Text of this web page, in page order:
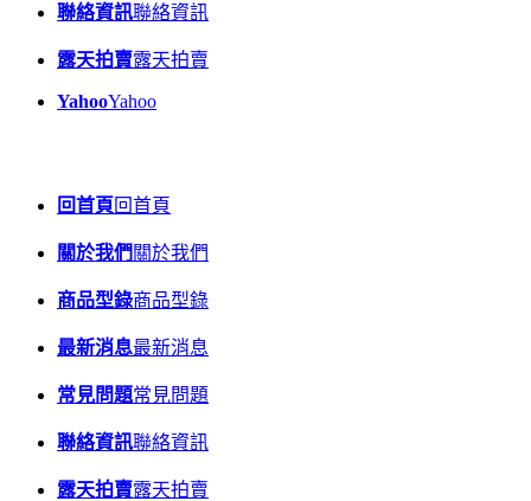
聯絡資訊聯絡資訊
露天拍賣露天拍賣
YahooYahoo
回首頁回首頁
關於我們 關於我們
商品型錄商品型錄
最新消息最新消息
常見問題常見問題
聯絡資訊聯絡資訊
露天拍賣露天拍賣